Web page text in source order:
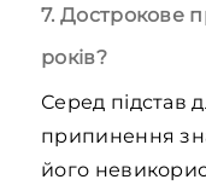
7. Дострокове
років?
Серед підстав
припинення
його